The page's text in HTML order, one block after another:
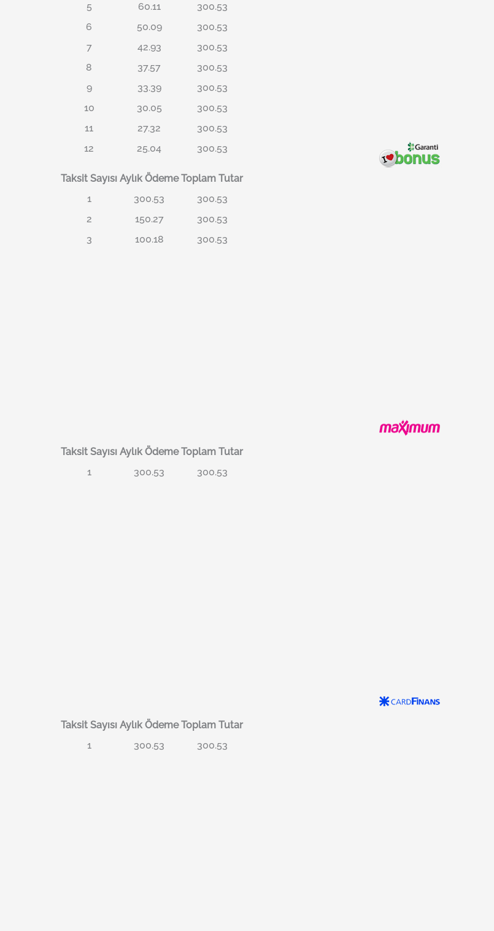
5
60.11
300.53
6
50.09
300.53
7
42.93
300.53
8
37.57
300.53
9
33.39
300.53
10
30.05
300.53
11
27.32
300.53
12
25.04 300.53
Taksit Sayısı Aylık Ödeme Toplam Tutar
1
300.53
300.53
2
150.27
300.53
3
100.18 300.53
Taksit Sayısı Aylık Ödeme Toplam Tutar
1
300.53 300.53
Taksit Sayısı Aylık Ödeme Toplam Tutar
1
300.53 300.53